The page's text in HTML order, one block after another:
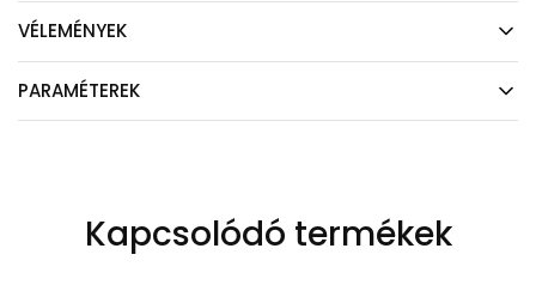
VÉLEMÉNYEK
PARAMÉTEREK
Kapcsolódó termékek